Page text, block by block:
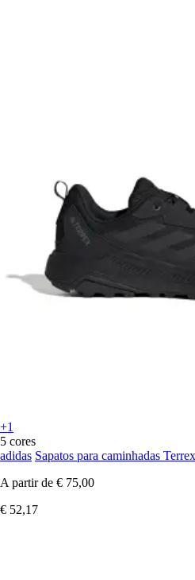
+1
5 cores
adidas Sapatos para caminhadas
A partir de € 75,00
€ 52,17